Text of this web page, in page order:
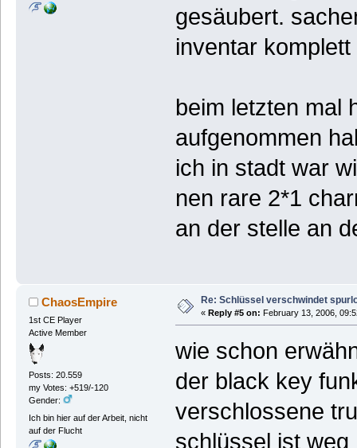
gesäubert.
inventar
beim letzten mal
aufgenommen
ich in stadt war
nen rare 2*1
an der stelle an
ChaosEmpire
1st CE Player
Active Member
Posts: 20.559
my Votes: +519/-120
Gender:
Ich bin hier auf der Arbeit, nicht
auf der Flucht
Re: Schlüssel verschwindet
« Reply #5 on: February 13, 2006,
wie schon
der black key
verschlossene
schlüssel ist weg